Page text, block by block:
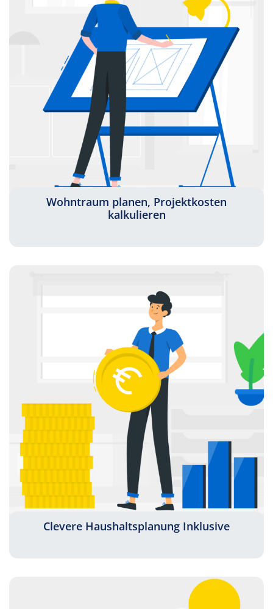
Wohntraum planen, Projektkosten
kalkulieren
Clevere Haushaltsplanung Inklusive